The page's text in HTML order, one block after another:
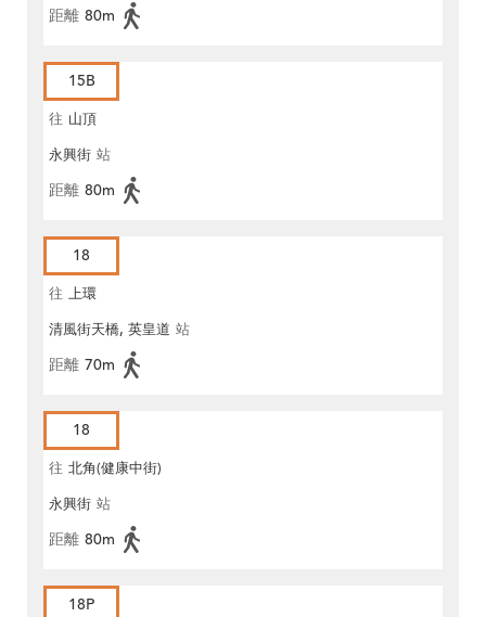
距離 80m
15B
往 山頂
永興街 站
距離 80m
18
往 上環
清風街天橋, 英皇道 站
距離 70m
18
往 北角(健康中街)
永興街 站
距離 80m
18P